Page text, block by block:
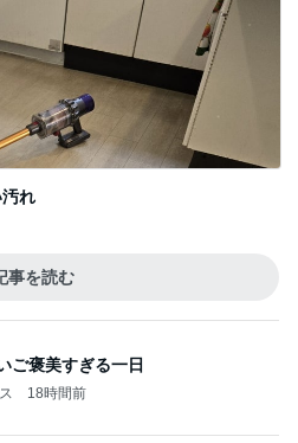
れ
事を読む
ご褒美すぎる一日
18時間前